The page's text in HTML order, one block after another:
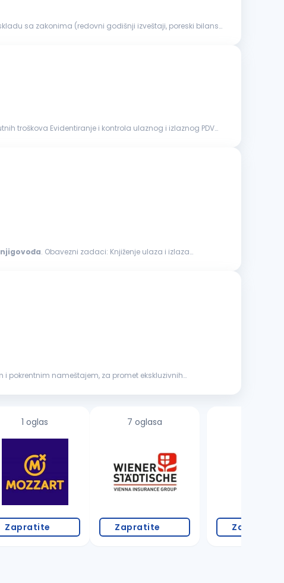
. Obavezni zadaci: Knjiženje ulaza i izlaza
pokrentnim nameštajem, za promet ekskluzivnih
1 oglas
Zapratite
7 oglasa
Zapratite Zapratite